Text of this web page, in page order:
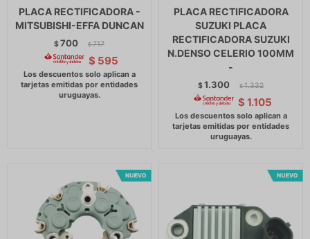
PLACA RECTIFICADORA -
MITSUBISHI-EFFA DUNCAN
$700 $ 717
$ 595
PLACA RECTIFICADORA
SUZUKI PLACA
RECTIFICADORA SUZUKI
N.DENSO CELERIO 100MM
-
$1.300 $ 1.332
$ 1.105